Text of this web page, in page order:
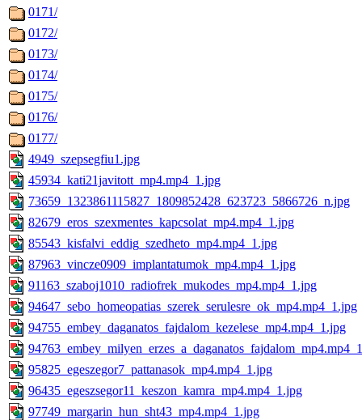
0171/
0172/
0173/
0174/
0175/
0176/
0177/
4949_szepsegfiu1.jpg
45934_kati21javitott_mp4.mp4_1.jpg
73659_1323861115827_1809852428_623723_5866726_n.jpg
82679_eros_szexmentes_kapcsolat_mp4.mp4_1.jpg
85543_kisfalvi_eddig_szedheto_mp4.mp4_1.jpg
87963_vincze0909_implantatumok_mp4.mp4_1.jpg
91163_szaboj1010_radiofrek_mukodes_mp4.mp4_1.jpg
94647_sebo_homeopatias_szerek_serulesre_ok_mp4.mp4_1.jpg
94755_embey_daganatos_fajdalom_kezelese_mp4.mp4_1.jpg
95825_egeszegor7_pattanasok_mp4.mp4_1.jpg
96435_egeszsegor11_keszon_kamra_mp4.mp4_1.jpg
97749_margarin_hun_sht43_mp4.mp4_1.jpg